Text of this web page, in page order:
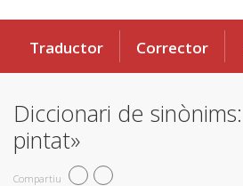
Traductor Corrector
Diccionari de
pintat»
Compartiu